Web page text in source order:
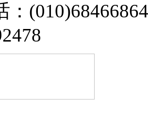
：